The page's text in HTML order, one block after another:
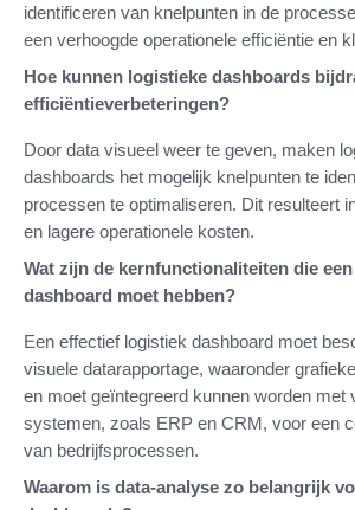
identificeren van knelpunten in de
een verhoogde operationele efficiëntie en
Hoe kunnen logistieke dashboards
efficiëntieverbeteringen?
Door data visueel weer te geven, maken
dashboards het mogelijk knelpunten te
processen te optimaliseren. Dit resulteert
en lagere operationele kosten.
Wat zijn de kernfunctionaliteiten die
dashboard moet hebben?
Een effectief logistiek dashboard moet
visuele datarapportage, waaronder
en moet geïntegreerd kunnen worden met
systemen, zoals ERP en CRM, voor een
van bedrijfsprocessen.
Waarom is data-analyse zo belangrijk